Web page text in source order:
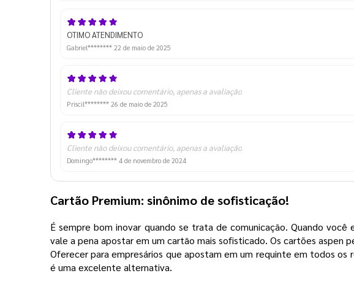
OTIMO ATENDIMENTO
Gabriel******** 22 de maio de 2025
Cliente não deixou comentário, apenas a avaliação
Priscil******** 26 de maio de 2025
Cliente não deixou comentário, apenas a avaliação
Domingo******** 4 de novembro de 2024
Cartão Premium: sinônimo de sofisticação!
É sempre bom inovar quando se trata de comunicação. Quando
vale a pena apostar em um cartão mais sofisticado. Os cartões aspen
Oferecer para empresários que apostam em um requinte em todos
é uma excelente alternativa.